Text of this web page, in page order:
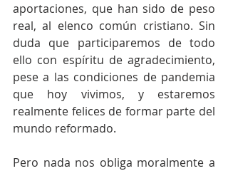
aportaciones, que han sido de peso
real, al elenco común cristiano. Sin
duda que participaremos de todo
ello con espíritu de agradecimiento,
pese a las condiciones de pandemia
que hoy vivimos, y estaremos
realmente felices de formar parte del
mundo reformado.
Pero nada nos obliga moralmente a